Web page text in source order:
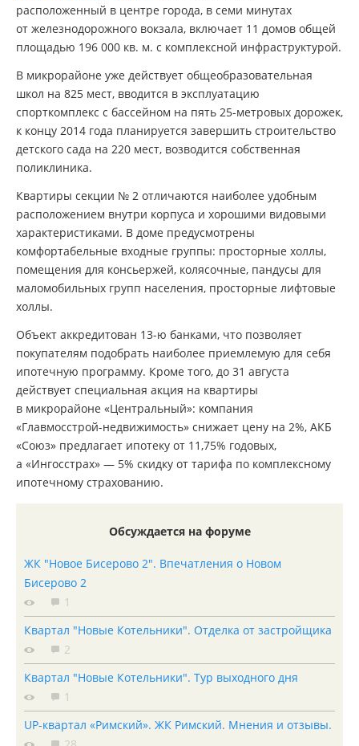
расположенный в центре города, в семи минутах
от железнодорожного вокзала, включает 11 домов общей
площадью 196 000 кв. м. с комплексной инфраструктурой.
В микрорайоне уже действует общеобразовательная
школ на 825 мест, вводится в эксплуатацию
спорткомплекс с бассейном на пять 25-метровых дорожек,
к концу 2014 года планируется завершить строительство
детского сада на 220 мест, возводится собственная
поликлиника.
Квартиры секции № 2 отличаются наиболее удобным
расположением внутри корпуса и хорошими видовыми
характеристиками. В доме предусмотрены
комфортабельные входные группы: просторные холлы,
помещения для консьержей, колясочные, пандусы для
маломобильных групп населения, просторные лифтовые
холлы.
Объект аккредитован 13-ю банками, что позволяет
покупателям подобрать наиболее приемлемую для себя
ипотечную программу. Кроме того, до 31 августа
действует специальная акция на квартиры
в микрорайоне «Центральный»: компания
«Главмосстрой-недвижимость» снижает цену на 2%, АКБ
«Союз» предлагает ипотеку от 11,75% годовых,
а «Ингосстрах» — 5% скидку от тарифа по комплексному
ипотечному страхованию.
Обсуждается на форуме
ЖК "Новое Бисерово 2". Впечатления о Новом
Бисерово 2
1
Квартал "Новые Котельники". Отделка от застройщика
2
Квартал "Новые Котельники". Тур выходного дня
1
UP-квартал «Римский». ЖК Римский. Мнения и отзывы.